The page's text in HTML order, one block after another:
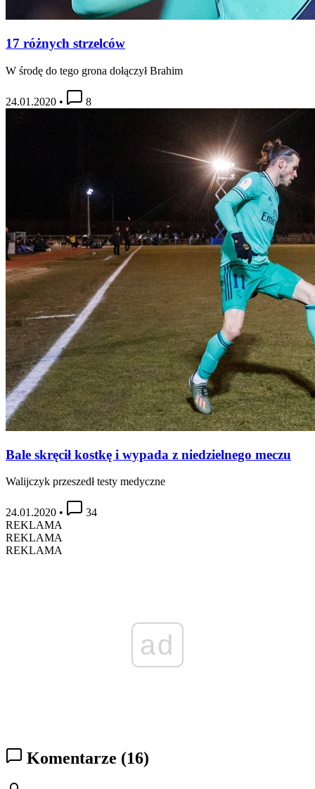
17 różnych strzelców
W środę do tego grona dołączył Brahim
24.01.2020 • 8
Bale skręcił kostkę i wypada z niedzielnego meczu
Walijczyk przeszedł testy medyczne
24.01.2020 •
34
REKLAMA
REKLAMA
REKLAMA
ad
Komentarze (16)